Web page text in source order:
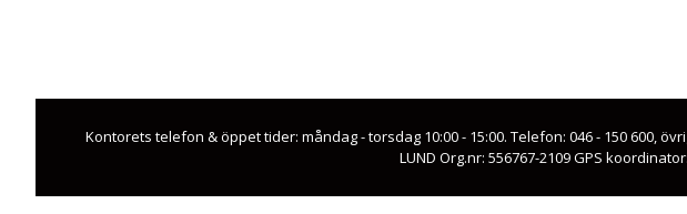
Kontorets telefon & öppet tider: måndag - torsdag 10:00 - 15:00. Telefon: 046 - 150 600,
LUND Org.nr: 556767-2109 GPS